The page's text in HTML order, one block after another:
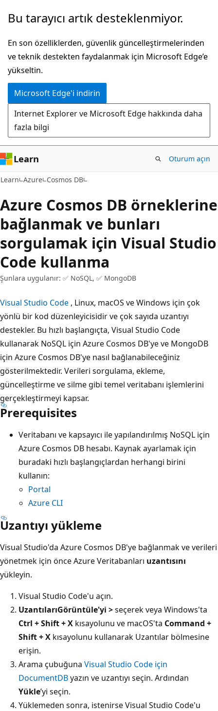
Ana
atla
Bu tarayıcı artık desteklenmiyor.
En son özelliklerden, güvenlik güncelleştirmelerinden
ve teknik destekten faydalanmak için Microsoft Edge’e
yükseltin.
Microsoft Edge'i indirin
Internet Explorer ve Microsoft Edge hakkında daha
fazla bilgi
Learn Oturum açın
Learn Azure Cosmos DB
Azure Cosmos DB örneklerine
bağlanmak ve bunları
sorgulamak için Visual Studio
Code kullanma
Şunlara uygulanır: ✅ NoSQL, ✅ MongoDB
Visual Studio Code , Linux, macOS ve Windows için çok
yönlü bir kod düzenleyicisidir ve çok sayıda uzantıyı
destekler. Bu hızlı başlangıçta, Visual Studio Code
kullanarak NoSQL için Azure Cosmos DB'ye ve MongoDB
için Azure Cosmos DB'ye nasıl bağlanabileceğiniz
gösterilmektedir. Verileri sorgulama, ekleme,
güncelleştirme ve silme gibi temel veritabanı işlemlerini
gerçekleştirmeyi kapsar.
Prerequisites
Veritabanı ve kapsayıcı ile yapılandırılmış NoSQL için
Azure Cosmos DB hesabı. Kaynak ayarlamak için
buradaki hızlı başlangıçlardan herhangi birini
kullanın:
Portal
Azure CLI
Uzantıyı yükleme
Visual Studio'da Azure Cosmos DB'ye bağlanmak ve verileri
yönetmek için önce Azure Veritabanları uzantısını
yükleyin.
Visual Studio Code'u açın.
UzantılarıGörüntüle'yi >seçerek veya Windows'ta
Ctrl + Shift + X kısayolunu ve macOS'ta Command +
Shift + X kısayolunu kullanarak Uzantılar bölmesine
erişin.
Arama çubuğuna Visual Studio Code için
DocumentDByazın ve uzantıyı seçin. Ardından
Yükle’yi seçin.
Yüklemeden sonra, istenirse Visual Studio Code'u